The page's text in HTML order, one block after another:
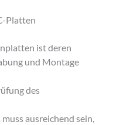
Platten
ist deren
und Montage
des
ausreichend sein,